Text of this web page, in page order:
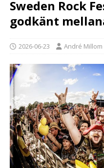
Sweden Rock
godkänt
2026-06-23 André Millom